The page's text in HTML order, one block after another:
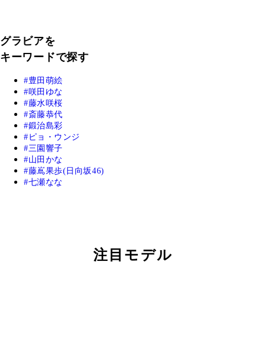
グラビアを
キーワードで探す
豊田萌絵
咲田ゆな
藤水咲桜
斎藤恭代
鍛治島彩
ピョ・ウンジ
三園響子
山田かな
藤嶌果歩(日向坂46)
七瀬なな
注目モデル